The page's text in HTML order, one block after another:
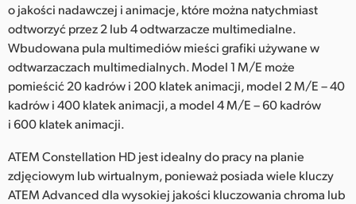
o jakości nadawczej i animacje, które można natychmiast
odtworzyć przez 2 lub 4 odtwarzacze multimedialne.
Wbudowana pula multimediów mieści grafiki używane w
odtwarzaczach multimedialnych. Model 1 M/E może
pomieścić 20 kadrów i 200 klatek animacji, model 2 M/E – 40
kadrów i 400 klatek animacji, a model 4 M/E – 60 kadrów
i 600 klatek animacji.
ATEM Constellation HD jest idealny do pracy na planie
zdjęciowym lub wirtualnym, ponieważ posiada wiele kluczy
ATEM Advanced dla wysokiej jakości kluczowania chroma lub